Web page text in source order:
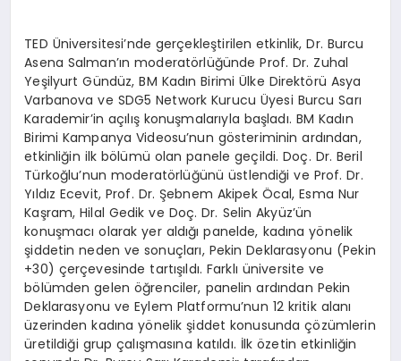
TED Üniversitesi’nde gerçekleştirilen etkinlik, Dr. Burcu
Asena Salman’ın moderatörlüğünde Prof. Dr. Zuhal
Yeşilyurt Gündüz, BM Kadın Birimi Ülke Direktörü Asya
Varbanova ve SDG5 Network Kurucu Üyesi Burcu Sarı
Karademir’in açılış konuşmalarıyla başladı. BM Kadın
Birimi Kampanya Videosu’nun gösteriminin ardından,
etkinliğin ilk bölümü olan panele geçildi. Doç. Dr. Beril
Türkoğlu’nun moderatörlüğünü üstlendiği ve Prof. Dr.
Yıldız Ecevit, Prof. Dr. Şebnem Akipek Öcal, Esma Nur
Kaşram, Hilal Gedik ve Doç. Dr. Selin Akyüz’ün
konuşmacı olarak yer aldığı panelde, kadına yönelik
şiddetin neden ve sonuçları, Pekin Deklarasyonu (Pekin
+30) çerçevesinde tartışıldı. Farklı üniversite ve
bölümden gelen öğrenciler, panelin ardından Pekin
Deklarasyonu ve Eylem Platformu’nun 12 kritik alanı
üzerinden kadına yönelik şiddet konusunda çözümlerin
üretildiği grup çalışmasına katıldı. İlk özetin etkinliğin